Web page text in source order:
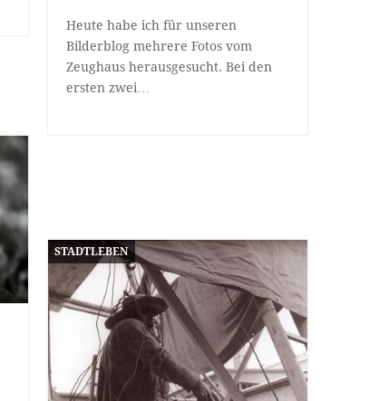
Heute habe ich für unseren
Bilderblog mehrere Fotos vom
Zeughaus herausgesucht. Bei den
ersten zwei…
STADTLEBEN